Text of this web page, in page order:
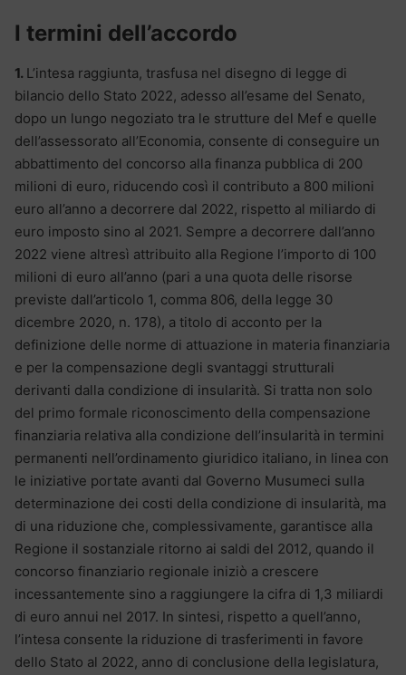
I termini dell’accordo
1. L’intesa raggiunta, trasfusa nel disegno di legge di
bilancio dello Stato 2022, adesso all’esame del Senato,
dopo un lungo negoziato tra le strutture del Mef e quelle
dell’assessorato all’Economia, consente di conseguire un
abbattimento del concorso alla finanza pubblica di 200
milioni di euro, riducendo così il contributo a 800 milioni
euro all’anno a decorrere dal 2022, rispetto al miliardo di
euro imposto sino al 2021. Sempre a decorrere dall’anno
2022 viene altresì attribuito alla Regione l’importo di 100
milioni di euro all’anno (pari a una quota delle risorse
previste dall’articolo 1, comma 806, della legge 30
dicembre 2020, n. 178), a titolo di acconto per la
definizione delle norme di attuazione in materia finanziaria
e per la compensazione degli svantaggi strutturali
derivanti dalla condizione di insularità. Si tratta non solo
del primo formale riconoscimento della compensazione
finanziaria relativa alla condizione dell’insularità in termini
permanenti nell’ordinamento giuridico italiano, in linea con
le iniziative portate avanti dal Governo Musumeci sulla
determinazione dei costi della condizione di insularità, ma
di una riduzione che, complessivamente, garantisce alla
Regione il sostanziale ritorno ai saldi del 2012, quando il
concorso finanziario regionale iniziò a crescere
incessantemente sino a raggiungere la cifra di 1,3 miliardi
di euro annui nel 2017. In sintesi, rispetto a quell’anno,
l’intesa consente la riduzione di trasferimenti in favore
dello Stato al 2022, anno di conclusione della legislatura,